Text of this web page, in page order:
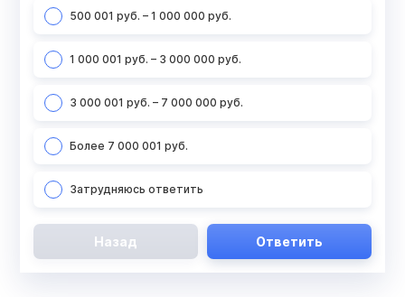
500 001 руб. – 1 000 000 руб.
1 000 001 руб. – 3 000 000 руб.
3 000 001 руб. – 7 000 000 руб.
Более 7 000 001 руб.
Затрудняюсь ответить
Назад Ответить